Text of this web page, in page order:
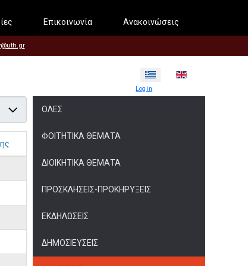
Επικοινωνία Ανακοινώσεις
Επιλέξτε τη γλώσσα σας
Log in
ΌΛΕΣ
ΦΟΙΤΗΤΙΚΆ ΘΈΜΑΤΑ
ΔΙΟΙΚΗΤΙΚΆ ΘΈΜΑΤΑ
ΠΡΟΣΚΛΉΣΕΙΣ-ΠΡΟΚΗΡΎΞΕΙΣ
ΕΚΔΗΛΏΣΕΙΣ
ΔΗΜΟΣΙΕΎΣΕΙΣ